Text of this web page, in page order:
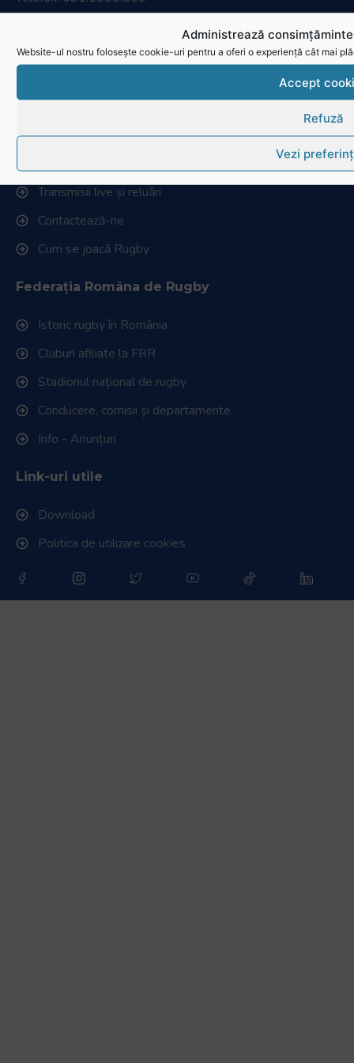
Administrează
Website-ul nostru folosește cookie-uri pentru a oferi o experiență cât mai
Accept
Refuză
Vezi
© Toate drepturile sunt rezervate.
Transmisii live și reluări
Contactează-ne
Cum se joacă Rugby
Federația Româna de Rugby
Istoric rugby în România
Cluburi afiliate la FRR
Stadionul național de rugby
Conducere, comisii și departamente
Info - Anunțuri
Link-uri utile
Download
Politica de utilizare cookies